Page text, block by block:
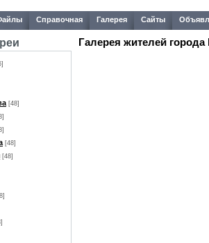
Справочная Галерея Сайты
[48]
[48]
[48]
Галерея жителей города